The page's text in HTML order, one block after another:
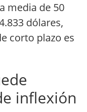
media de 50
dólares,
corto plazo es
inflexión